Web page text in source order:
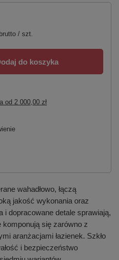
brutto / szt.
do koszyka
od 2 000,00 zł
wahadłowo, łączą
jakość wykonania oraz
i dopracowane detale sprawiają,
komponują się zarówno z
aranżacjami łazienek. Szkło
i bezpieczeństwo